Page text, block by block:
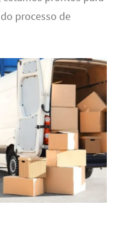
processo de